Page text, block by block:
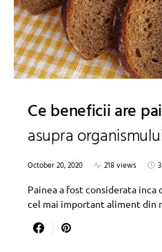
Ce beneficii are
asupra
October 20, 2020 218 views
Painea a fost considerata
cel mai important aliment din